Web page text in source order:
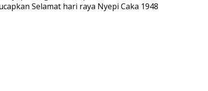
Selamat hari raya Nyepi Caka 1948